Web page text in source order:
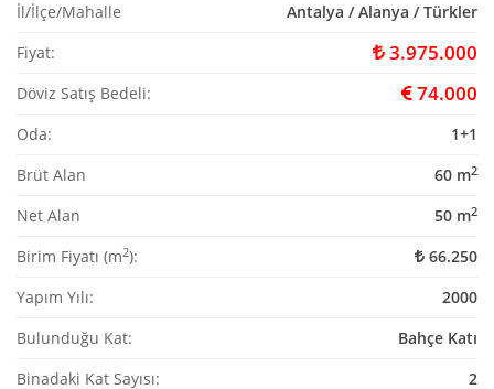
İl/İlçe/Mahalle
Antalya / Alanya / Türkler
Fiyat:
3.975.000
Döviz Satış Bedeli: 74.000
Oda:
1+1
Brüt Alan
60 m2
Net Alan 50 m2
Birim Fiyatı (m2):
66.250
Yapım Yılı:
2000
Bulunduğu Kat:
Bahçe Katı
Binadaki Kat Sayısı:
2